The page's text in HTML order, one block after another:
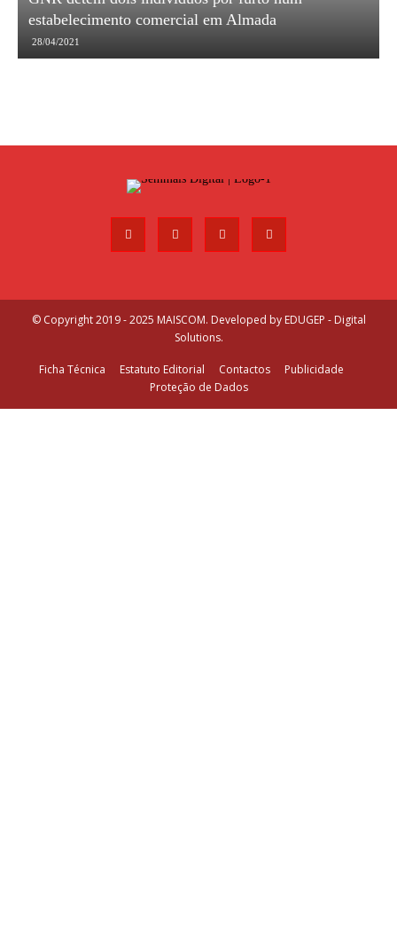
estabelecimento comercial em Almada
28/04/2021
© Copyright 2019 - 2025 MAISCOM. Developed by EDUGEP - Digital
Solutions.
Ficha Técnica Estatuto Editorial Contactos
Publicidade
Proteção de Dados